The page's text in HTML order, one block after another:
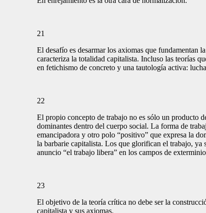
21
El desafío es desarmar los axiomas que fundamentan
caracteriza la totalidad capitalista. Incluso las teorías
en fetichismo de concreto y una tautología activa:
22
El propio concepto de trabajo no es sólo un producto
dominantes dentro del cuerpo social. La forma de
emancipadora y otro polo “positivo” que expresa la
la barbarie capitalista. Los que glorifican el trabajo, ya
anuncio “el trabajo libera” en los campos de
23
El objetivo de la teoría crítica no debe ser la
capitalista y sus axiomas.